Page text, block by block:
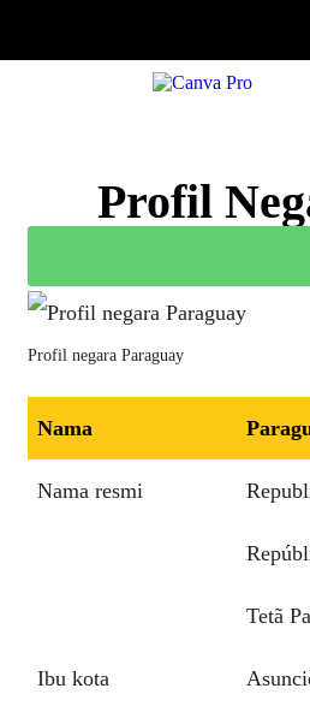
Profil
Profil negara Paraguay
Nama
Nama resmi
Tetã
Ibu kota